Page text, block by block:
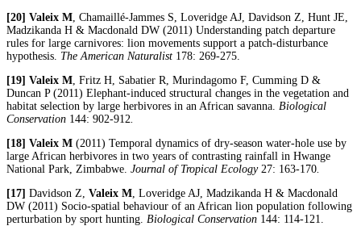
[20] Valeix M , Chamaillé-Jammes S, Loveridge AJ, Davidson Z, Hunt JE,
Madzikanda H & Macdonald DW (2011) Understanding patch departure
rules for large carnivores: lion movements support a patch-disturbance
hypothesis. The American Naturalist 178: 269-275.
[19] Valeix M , Fritz H, Sabatier R, Murindagomo F, Cumming D &
Duncan P (2011) Elephant-induced structural changes in the vegetation and
habitat selection by large herbivores in an African savanna. Biological
Conservation 144: 902-912
[18] Valeix M (2011) Temporal dynamics of dry-season water-hole use by
large African herbivores in two years of contrasting rainfall in Hwange
National Park, Zimbabwe. Journal of Tropical Ecology27: 163-170
[17] Davidson Z, Valeix M , Loveridge AJ, Madzikanda H & Macdonald
DW (2011) Socio-spatial behaviour of an African lion population following
perturbation by sport hunting. Biological Conservation 144: 114-121.